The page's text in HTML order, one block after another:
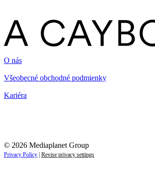
O nás
Všeobecné obchodné podmienky
Kariéra
© 2026 Mediaplanet Group
Privacy Policy Revise privacy settings